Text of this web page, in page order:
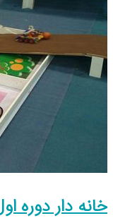
خانه دار دوره